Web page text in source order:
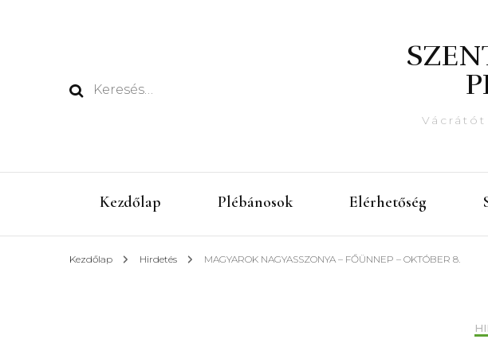
Keresés:
Vácrátót
Kezdőlap Plébánosok Elérhetőség
Kezdőlap Hirdetés MAGYAROK NAGYASSZONYA – FŐÜNNEP – OKTÓBER 8.